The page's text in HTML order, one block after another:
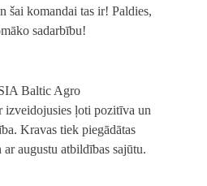
šai komandai tas ir! Paldies,
sadarbību!
Baltic Agro
ļoti pozitīva un
Kravas tiek piegādātas
augustu atbildības sajūtu.